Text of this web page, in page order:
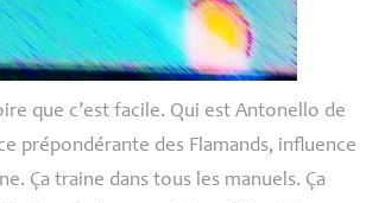
que c’est facile. Qui est Antonello de
prépondérante des Flamands, influence
Ça traine dans tous les manuels. Ça